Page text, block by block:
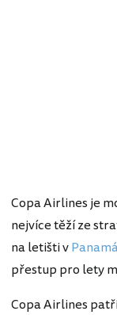
Copa Airlines je
nejvíce těží ze
na letišti v
přestup pro lety
Copa Airlines